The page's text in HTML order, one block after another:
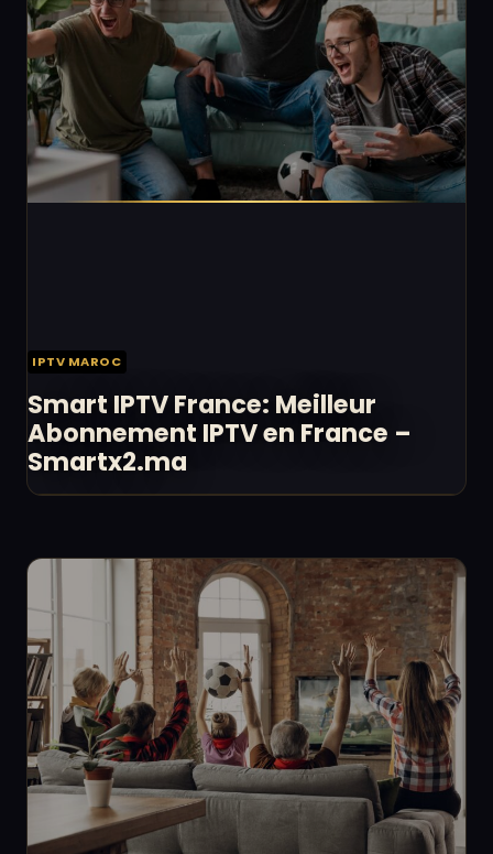
IPTV MAROC
Smart IPTV France: Meilleur
Abonnement IPTV en France –
Smartx2.ma